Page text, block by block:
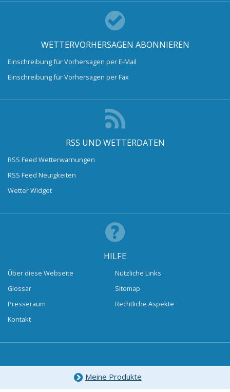
WETTERVORHERSAGEN ABONNIEREN
Einschreibung für Vorhersagen per E-Mail
Einschreibung für Vorhersagen per Fax
RSS UND WETTERDATEN
RSS Feed Wetterwarnungen
RSS Feed Neuigkeiten
Wetter Widget
HILFE
Über diese Webseite
Glossar
Presseraum
Kontakt
Nützliche Links
Sitemap
Rechtliche Aspekte
Meine Produkte